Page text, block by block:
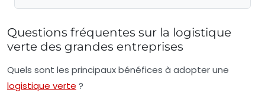
Questions fréquentes sur la logistique
verte des grandes entreprises
Quels sont les principaux bénéfices à adopter une
logistique verte ?